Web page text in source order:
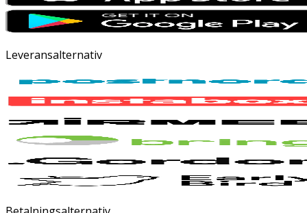
Leveransalternativ